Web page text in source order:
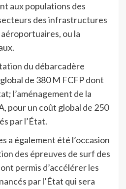
aux populations des
des infrastructures
ou la
du débarcadère
de 380 M FCFP dont
l’aménagement de la
pour un coût global de 250
par l’État.
a également été l’occasion
des épreuves de surf des
permis d’accélérer les
par l’État qui sera